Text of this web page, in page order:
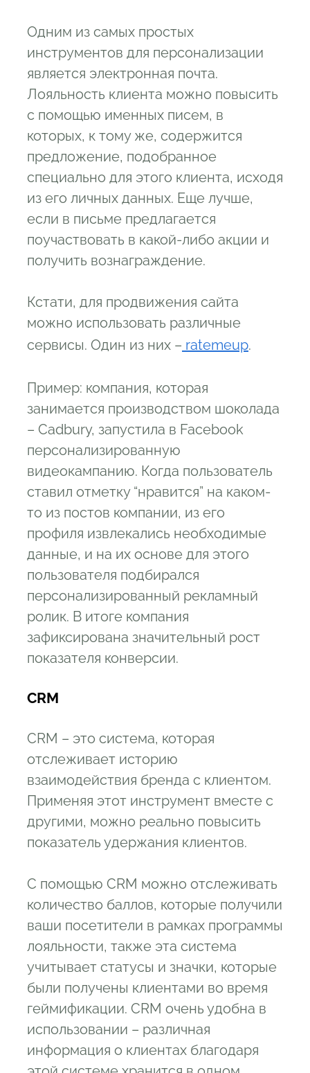
Одним из самых простых
инструментов для персонализации
является электронная почта.
Лояльность клиента можно повысить
с помощью именных писем, в
которых, к тому же, содержится
предложение, подобранное
специально для этого клиента, исходя
из его личных данных. Еще лучше,
если в письме предлагается
поучаствовать в какой-либо акции и
получить вознаграждение.
Кстати, для продвижения сайта
можно использовать различные
сервисы. Один из них – ratemeup.
Пример: компания, которая
занимается производством шоколада
– Cadbury, запустила в Facebook
персонализированную
видеокампанию. Когда пользователь
ставил отметку “нравится” на каком-
то из постов компании, из его
профиля извлекались необходимые
данные, и на их основе для этого
пользователя подбирался
персонализированный рекламный
ролик. В итоге компания
зафиксирована значительный рост
показателя конверсии.
CRM
CRM – это система, которая
отслеживает историю
взаимодействия бренда с клиентом.
Применяя этот инструмент вместе с
другими, можно реально повысить
показатель удержания клиентов.
С помощью CRM можно отслеживать
количество баллов, которые получили
ваши посетители в рамках программы
лояльности, также эта система
учитывает статусы и значки, которые
были получены клиентами во время
геймификации. CRM очень удобна в
использовании – различная
информация о клиентах благодаря